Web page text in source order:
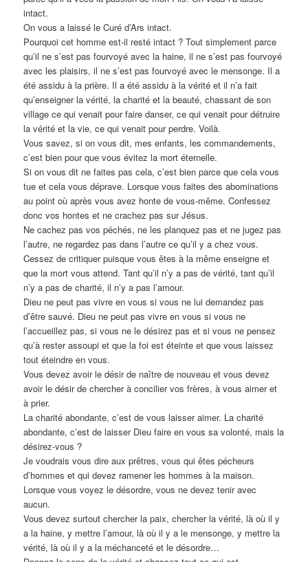
intact.
On vous a laissé le Curé d’Ars intact.
Pourquoi cet homme est-il resté intact ? Tout simplement parce
qu’il ne s’est pas fourvoyé avec la haine, il ne s’est pas fourvoyé
avec les plaisirs, il ne s’est pas fourvoyé avec le mensonge. Il a
été assidu à la prière. Il a été assidu à la vérité et il n’a fait
qu’enseigner la vérité, la charité et la beauté, chassant de son
village ce qui venait pour faire danser, ce qui venait pour détruire
la vérité et la vie, ce qui venait pour perdre. Voilà.
Vous savez, si on vous dit, mes enfants, les commandements,
c’est bien pour que vous évitez la mort éternelle.
Si on vous dit ne faites pas cela, c’est bien parce que cela vous
tue et cela vous déprave. Lorsque vous faites des abominations
au point où après vous avez honte de vous-même. Confessez
donc vos hontes et ne crachez pas sur Jésus.
Ne cachez pas vos péchés, ne les planquez pas et ne jugez pas
l’autre, ne regardez pas dans l’autre ce qu’il y a chez vous.
Cessez de critiquer puisque vous êtes à la même enseigne et
que la mort vous attend. Tant qu’il n’y a pas de vérité, tant qu’il
n’y a pas de charité, il n’y a pas l’amour.
Dieu ne peut pas vivre en vous si vous ne lui demandez pas
d’être sauvé. Dieu ne peut pas vivre en vous si vous ne
l’accueillez pas, si vous ne le désirez pas et si vous ne pensez
qu’à rester assoupi et que la foi est éteinte et que vous laissez
tout éteindre en vous.
Vous devez avoir le désir de naître de nouveau et vous devez
avoir le désir de chercher à concilier vos frères, à vous aimer et
à prier.
La charité abondante, c’est de vous laisser aimer. La charité
abondante, c’est de laisser Dieu faire en vous sa volonté, mais la
désirez-vous ?
Je voudrais vous dire aux prêtres, vous qui êtes pécheurs
d’hommes et qui devez ramener les hommes à la maison.
Lorsque vous voyez le désordre, vous ne devez tenir avec
aucun.
Vous devez surtout chercher la paix, chercher la vérité, là où il y
a la haine, y mettre l’amour, là où il y a le mensonge, y mettre la
vérité, là où il y a la méchanceté et le désordre…